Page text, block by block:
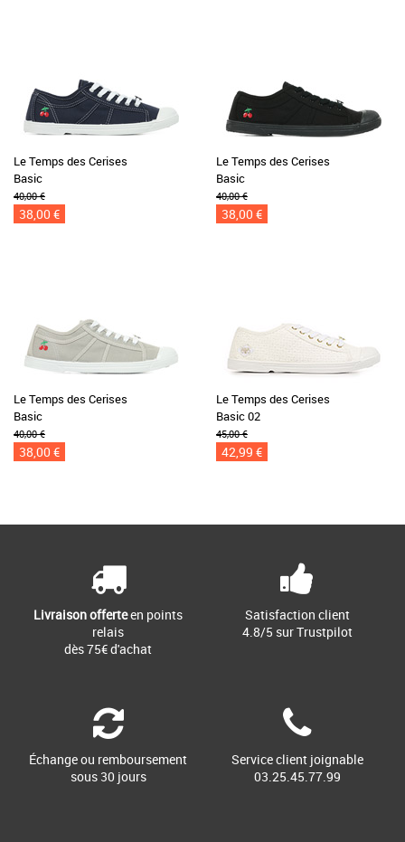
Le Temps des Cerises
Basic
40,00 €
38,00 €
Le Temps des Cerises
Basic
40,00 €
38,00 €
Le Temps des Cerises
Basic
40,00 €
38,00 €
Le Temps des Cerises
Basic 02
45,00 €
42,99 €
Livraison offerteen points
relais
dès 75€ d'achat
Satisfaction client
4.8/5 sur Trustpilot
Échange ou remboursement
sous 30 jours
Service client joignable
03.25.45.77.99